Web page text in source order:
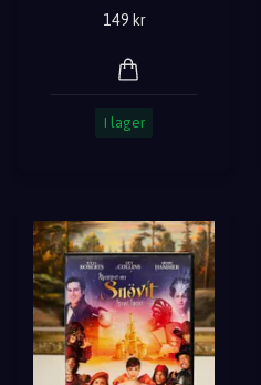
149 kr
I lager